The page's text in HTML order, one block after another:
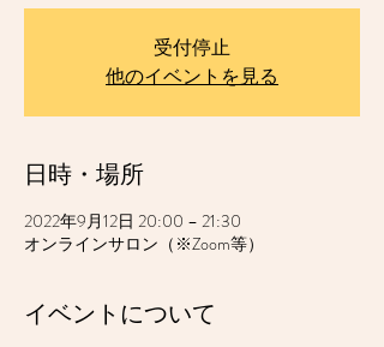
受付停止
他のイベントを見る
日時・場所
2022年9月12日 20:00 – 21:30
オンラインサロン（※Zoom等）
イベントについて